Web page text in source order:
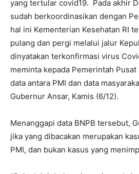
yang tertular covid19. Pada akhir
sudah berkoordinasikan dengan
hal ini Kementerian Kesehatan RI
pulang dan pergi melalui jalur
dinyatakan terkonfirmasi virus
meminta kepada Pemerintah Pusat
data antara PMI dan data
Gubernur Ansar, Kamis (6/12).
Menanggapi data BNPB tersebut,
jika yang dibacakan merupakan
PMI, dan bukan kasus yang